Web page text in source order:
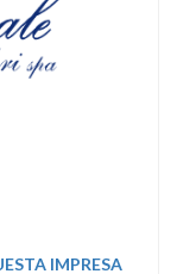
IMPRESA